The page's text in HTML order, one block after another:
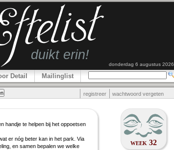
donderdag 6 augustus 2026
Detail Mailinglist
registreer wachtwoord vergeten
handje te helpen bij het oppoetsen
er nóg beter kan in het park. Via
en samen bepalen we welke
week 32